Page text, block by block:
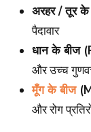
अरहर / तूर
पैदावार
धान के बीज
और उच्च
मूँग के बीज
और रोग